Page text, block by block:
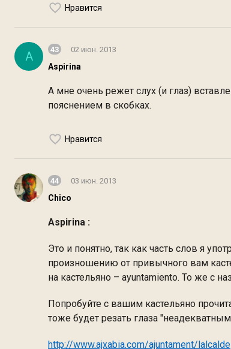
Нравится
A 43 02 июн. 2013
Aspirina
А мне очень режет слух (и глаз)
пояснением в скобках.
Нравится
44 03 июн. 2013
Chico
Aspirina :
Это и понятно, так как часть слов я
произношению от привычного вам
на кастельяно – ayuntamiento. То же с
Попробуйте с вашим кастельяно
тоже будет резать глаза
http://www.ajxabia.com/ajuntament/lalcalde